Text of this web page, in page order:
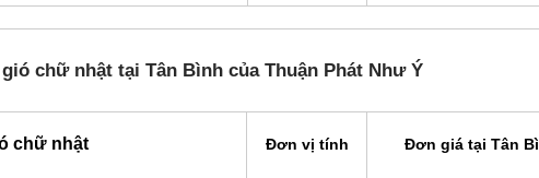
chữ nhật tại Tân Bình của Thuận Phát Như Ý
chữ nhật Đơn vị tính Đơn giá tại Tân